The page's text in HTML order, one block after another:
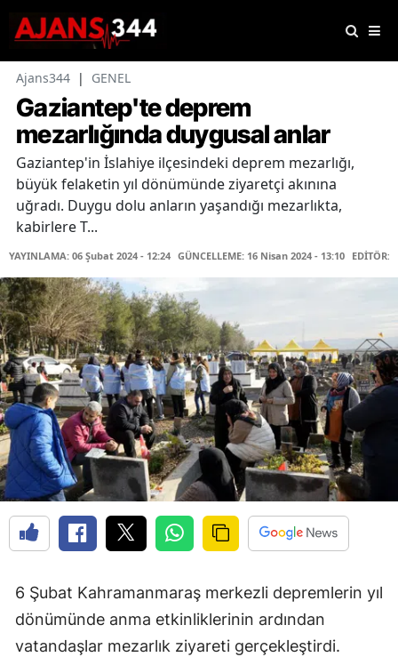
Ajans344 | GENEL
Gaziantep'te deprem
mezarlığında duygusal anlar
Gaziantep'in İslahiye ilçesindeki deprem mezarlığı,
büyük felaketin yıl dönümünde ziyaretçi akınına
uğradı. Duygu dolu anların yaşandığı mezarlıkta,
kabirlere T...
YAYINLAMA: 06 Şubat 2024 - 12:24 GÜNCELLEME: 16 Nisan 2024 - 13:10 EDİTÖR:
6 Şubat Kahramanmaraş merkezli depremlerin yıl
dönümünde anma etkinliklerinin ardından
vatandaşlar mezarlık ziyareti gerçekleştirdi.